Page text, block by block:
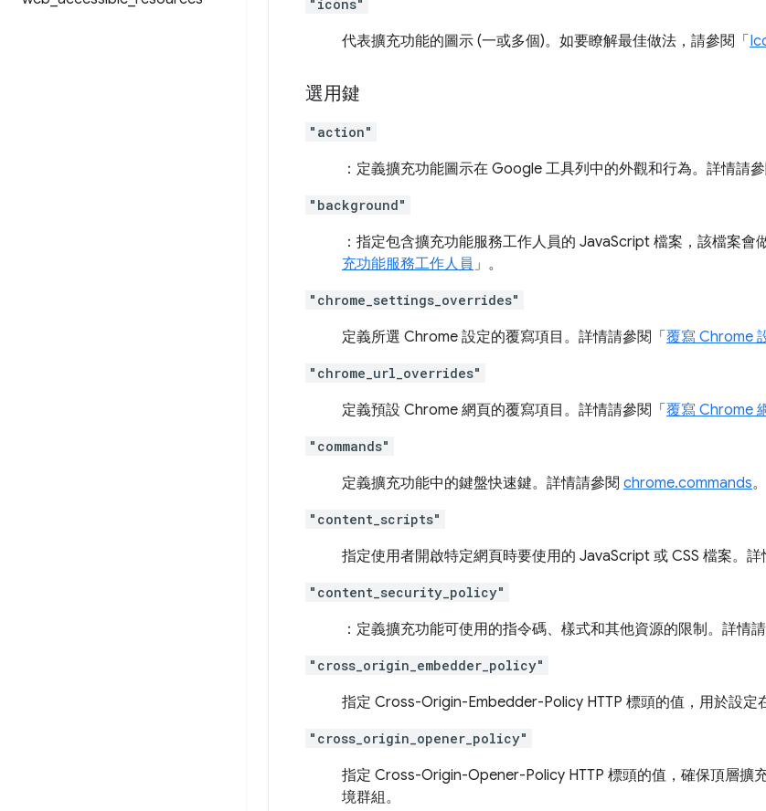
"icons"
代表擴充功能的圖示 (一或多個)。如要瞭解最佳做法，請參閱「
選用鍵
"action"
：定義擴充功能圖示在 Google 工具列中的外觀和行為。詳情請參
"background"
：指定包含擴充功能服務工作人員的 JavaScript 檔案，該檔案會
充功能服務工作人員」。
"chrome_settings_overrides"
定義所選 Chrome 設定的覆寫項目。詳情請參閱「 覆寫 Chrome
"chrome_url_overrides"
定義預設 Chrome 網頁的覆寫項目。詳情請參閱「 覆寫 Chrome
"commands"
定義擴充功能中的鍵盤快速鍵。詳情請參閱 chrome.commands。
"content_scripts"
指定使用者開啟特定網頁時要使用的 JavaScript 或 CSS 檔案。詳
"content_security_policy"
：定義擴充功能可使用的指令碼、樣式和其他資源的限制。詳情
"cross_origin_embedder_policy"
指定 Cross-Origin-Embedder-Policy HTTP 標頭的值，用於設定
"cross_origin_opener_policy"
指定 Cross-Origin-Opener-Policy HTTP 標頭的值，確保頂層擴
境群組。